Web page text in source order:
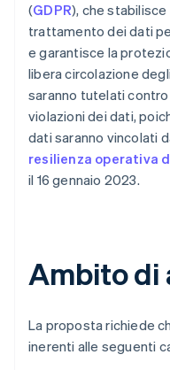
(GDPR), che
trattamento dei dati
e garantisce la
libera circolazione
saranno tutelati
violazioni dei dati,
dati saranno vincolati
resilienza operativa
il 16 gennaio 2023.
Ambito di
La proposta richiede
inerenti alle seguenti